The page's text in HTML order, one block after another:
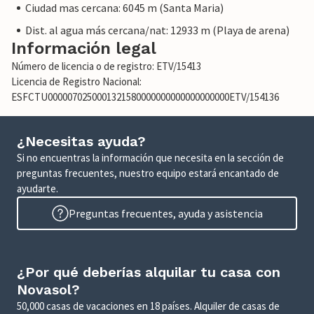
Ciudad mas cercana: 6045 m (Santa Maria)
Dist. al agua más cercana/nat: 12933 m (Playa de arena)
Información legal
Número de licencia o de registro: ETV/15413
Licencia de Registro Nacional:
ESFCTU0000070250001321580000000000000000000ETV/154136
¿Necesitas ayuda?
Si no encuentras la información que necesita en la sección de
preguntas frecuentes, nuestro equipo estará encantado de
ayudarte.
Preguntas frecuentes, ayuda y asistencia
¿Por qué deberías alquilar tu casa con
Novasol?
50,000 casas de vacaciones en 18 países. Alquiler de casas de